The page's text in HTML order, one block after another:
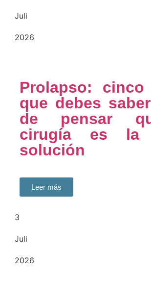
Juli
2026
Prolapso: cinco
que debes
de pensar
cirugía es la
solución
Leer más
3
Juli
2026